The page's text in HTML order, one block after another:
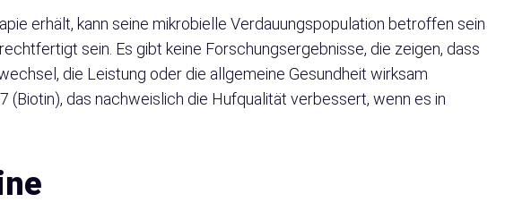
erhält, kann seine mikrobielle Verdauungspopulation betroffen sein
sein. Es gibt keine Forschungsergebnisse, die zeigen, dass
die Leistung oder die allgemeine Gesundheit wirksam
(Biotin), das nachweislich die Hufqualität verbessert, wenn es in